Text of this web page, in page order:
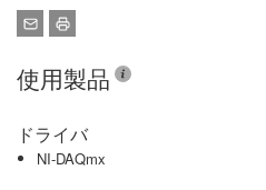
使用製品
ドライバ
NI-DAQmx